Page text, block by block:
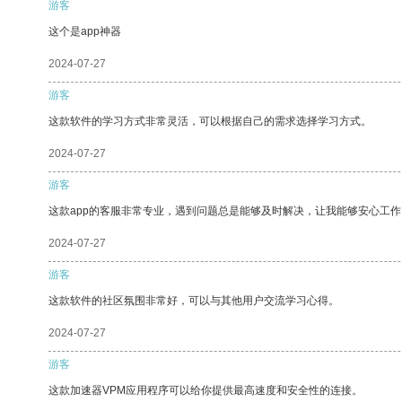
游客
这个是app神器
2024-07-27
游客
这款软件的学习方式非常灵活，可以根据自己的需求选择学习方式。
2024-07-27
游客
这款app的客服非常专业，遇到问题总是能够及时解决，让我能够安心工
2024-07-27
游客
这款软件的社区氛围非常好，可以与其他用户交流学习心得。
2024-07-27
游客
这款加速器VPM应用程序可以给你提供最高速度和安全性的连接。